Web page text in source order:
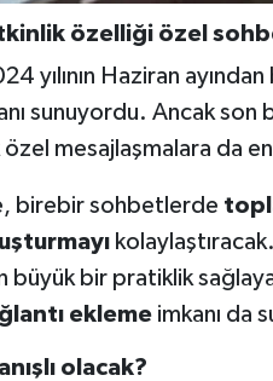
özelliği özel
yılının Haziran
sunuyordu. Ancak
özel mesajlaşmalara da
birebir sohbetlerde
büyük bir pratiklik
eklemeimkanı da
olacak?